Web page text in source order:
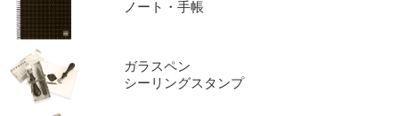
ノート・手帳
ガラスペン
シーリングスタンプ